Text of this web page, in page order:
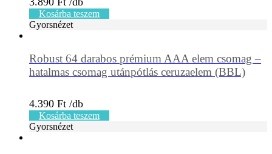
Kosárba teszem
Gyorsnézet
Robust 64 darabos prémium AAA elem csomag –
hatalmas csomag utánpótlás ceruzaelem (BBL)
4.390 Ft
Kosárba teszem
Gyorsnézet